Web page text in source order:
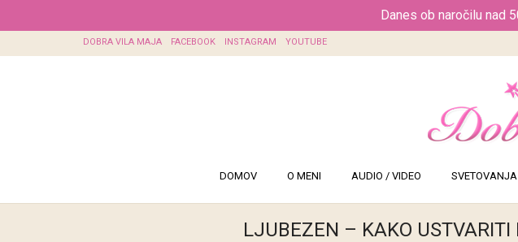
Danes ob naročilu nad
DOBRA VILA MAJA FACEBOOK INSTAGRAM YOUTUBE
DOMOV O MENI AUDIO / VIDEO SVETOVANJA
LJUBEZEN – KAKO